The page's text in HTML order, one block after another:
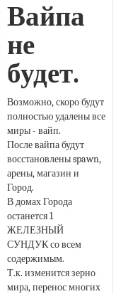
Вайпа
не
будет.
Возможно, скоро будут
полностью удалены все
миры - вайп.
После вайпа будут
восстановлены spawn,
арены, магазин и
Город.
В домах Города
останется 1
ЖЕЛЕЗНЫЙ
СУНДУК со всем
содержимым.
Т.к. изменится зерно
мира, перенос многих